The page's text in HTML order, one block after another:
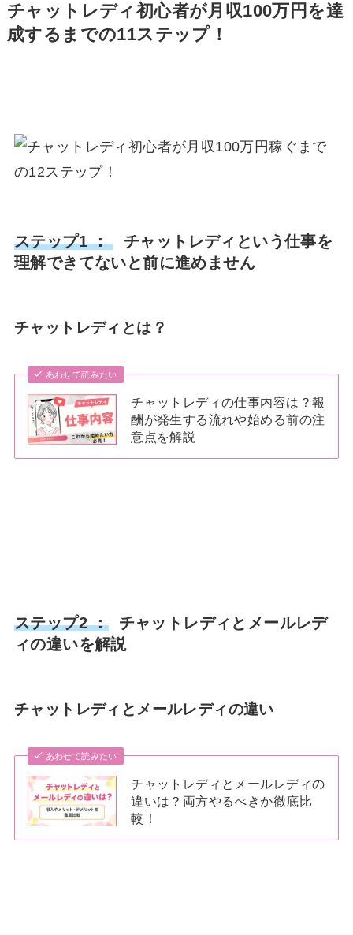
チャットレディ初心者が月収100万円を達
成するまでの11ステップ！
ステップ1 ：
チャットレディという仕事を
理解できてないと前に進めません
チャットレディとは？
あわせて読みたい
チャットレディの仕事内容は？報
酬が発生する流れや始める前の注
意点を解説
ステップ2 ：チャットレディとメールレデ
ィの違いを解説
チャットレディとメールレディの違い
あわせて読みたい
チャットレディとメールレディの
違いは？両方やるべきか徹底比
較！